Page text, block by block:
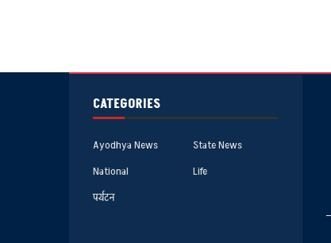
CATEGORIES
Ayodhya News
State News
National
Life
पर्यटन